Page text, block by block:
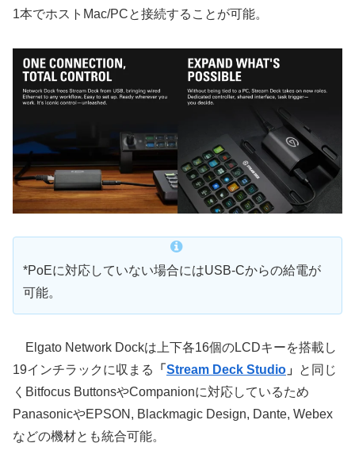
1本でホストMac/PCと接続することが可能。
*PoEに対応していない場合にはUSB-Cからの給電が
可能。
Elgato Network Dockは上下各16個のLCDキーを搭載し
19インチラックに収まる
「 Stream Deck Studio 」
と同じ
くBitfocus ButtonsやCompanionに対応しているため
PanasonicやEPSON, Blackmagic Design, Dante, Webex
などの機材とも統合可能。